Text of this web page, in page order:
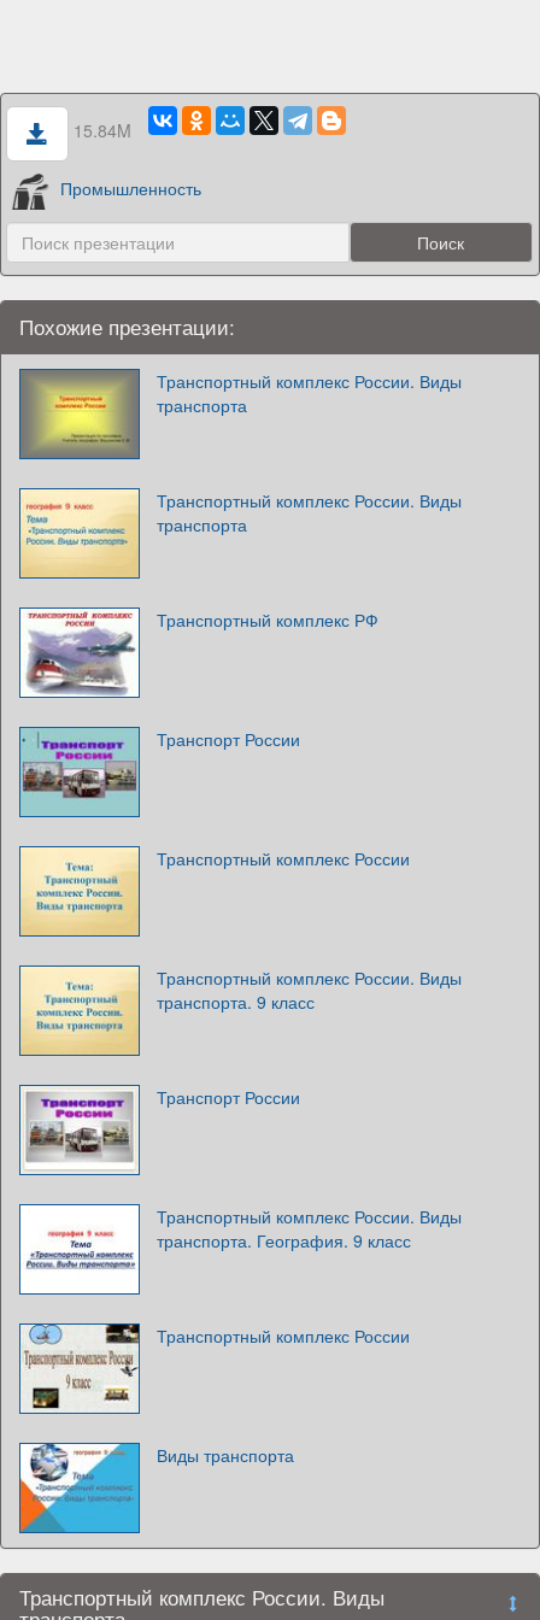
15.84M
Промышленность
Похожие презентации:
Транспортный комплекс России. Виды
транспорта
Транспортный комплекс России. Виды
транспорта
Транспортный комплекс РФ
Транспорт России
Транспортный комплекс России
Транспортный комплекс России. Виды
транспорта. 9 класс
Транспорт России
Транспортный комплекс России. Виды
транспорта. География. 9 класс
Транспортный комплекс России
Виды транспорта
Транспортный комплекс России. Виды